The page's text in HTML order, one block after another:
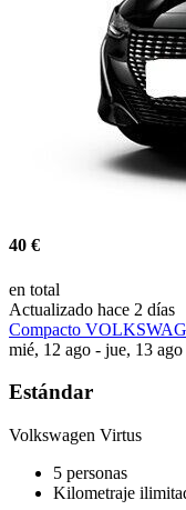
40 €
en total
Actualizado hace 2 días
Compacto
mié, 12 ago - jue, 13 ago
Estándar
Volkswagen Virtus
5 personas
Kilometraje